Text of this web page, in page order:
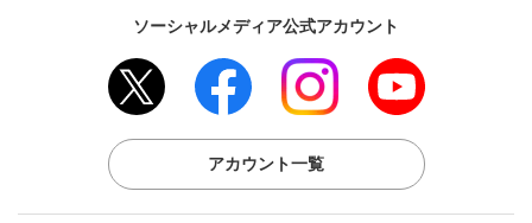
ソーシャルメディア公式アカウント
アカウント一覧